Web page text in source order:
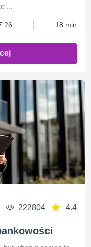
...
18 min
222804 4.4